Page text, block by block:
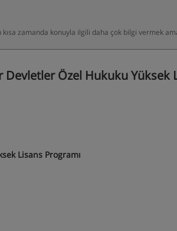
kısa zamanda konuyla ilgili daha çok bilgi vermek
Devletler Özel Hukuku Yüksek
Lisans Programı